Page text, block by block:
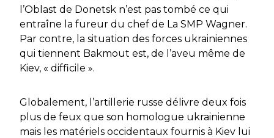
l’Oblast de Donetsk n’est pas tombé ce qui
entraîne la fureur du chef de La SMP Wagner.
Par contre, la situation des forces ukrainiennes
qui tiennent Bakmout est, de l’aveu même de
Kiev, « difficile ».
Globalement, l’artillerie russe délivre deux fois
plus de feux que son homologue ukrainienne
mais les matériels occidentaux fournis à Kiev lui